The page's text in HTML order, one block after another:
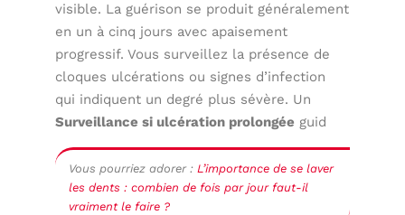
visible. La guérison se produit généralement
en un à cinq jours avec apaisement
progressif. Vous surveillez la présence de
cloques ulcérations ou signes d’infection
qui indiquent un degré plus sévère. Un
Surveillance si ulcération prolongée guid
Vous pourriez adorer :L’importance de se laver
les dents : combien de fois par jour faut-il
vraiment le faire ?